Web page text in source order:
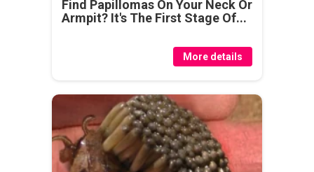
Find Papillomas On Your Neck Or
Armpit? It's The First Stage Of...
More details